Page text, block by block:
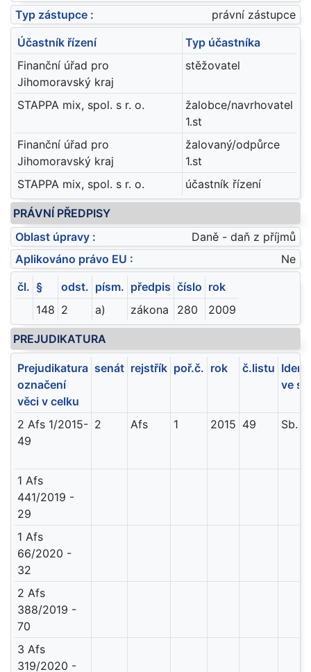
Typ zástupce :
právní zástupce
Účastník řízení
Typ účastníka
Finanční úřad pro
Jihomoravský kraj
stěžovatel
STAPPA mix, spol. s r. o.
žalobce/navrhovatel
1.st
Finanční úřad pro
Jihomoravský kraj
žalovaný/odpůrce
1.st
STAPPA mix, spol. s r. o.
účastník řízení
PRÁVNÍ PŘEDPISY
Oblast úpravy :
Daně - daň z příjmů
Aplikováno právo EU :
Ne
čl. § odst. písm. předpis číslo rok
148 2 a) zákona 280 2009
PREJUDIKATURA
Prejudikatura
označení
věci v celku
senát rejstřík poř.č. rok č.listu
ve
2 Afs 1/2015-
49
2 Afs 1 2015 49 Sb.
1 Afs
441/2019 -
29
1 Afs
66/2020 -
32
2 Afs
388/2019 -
70
3 Afs
319/2020 -